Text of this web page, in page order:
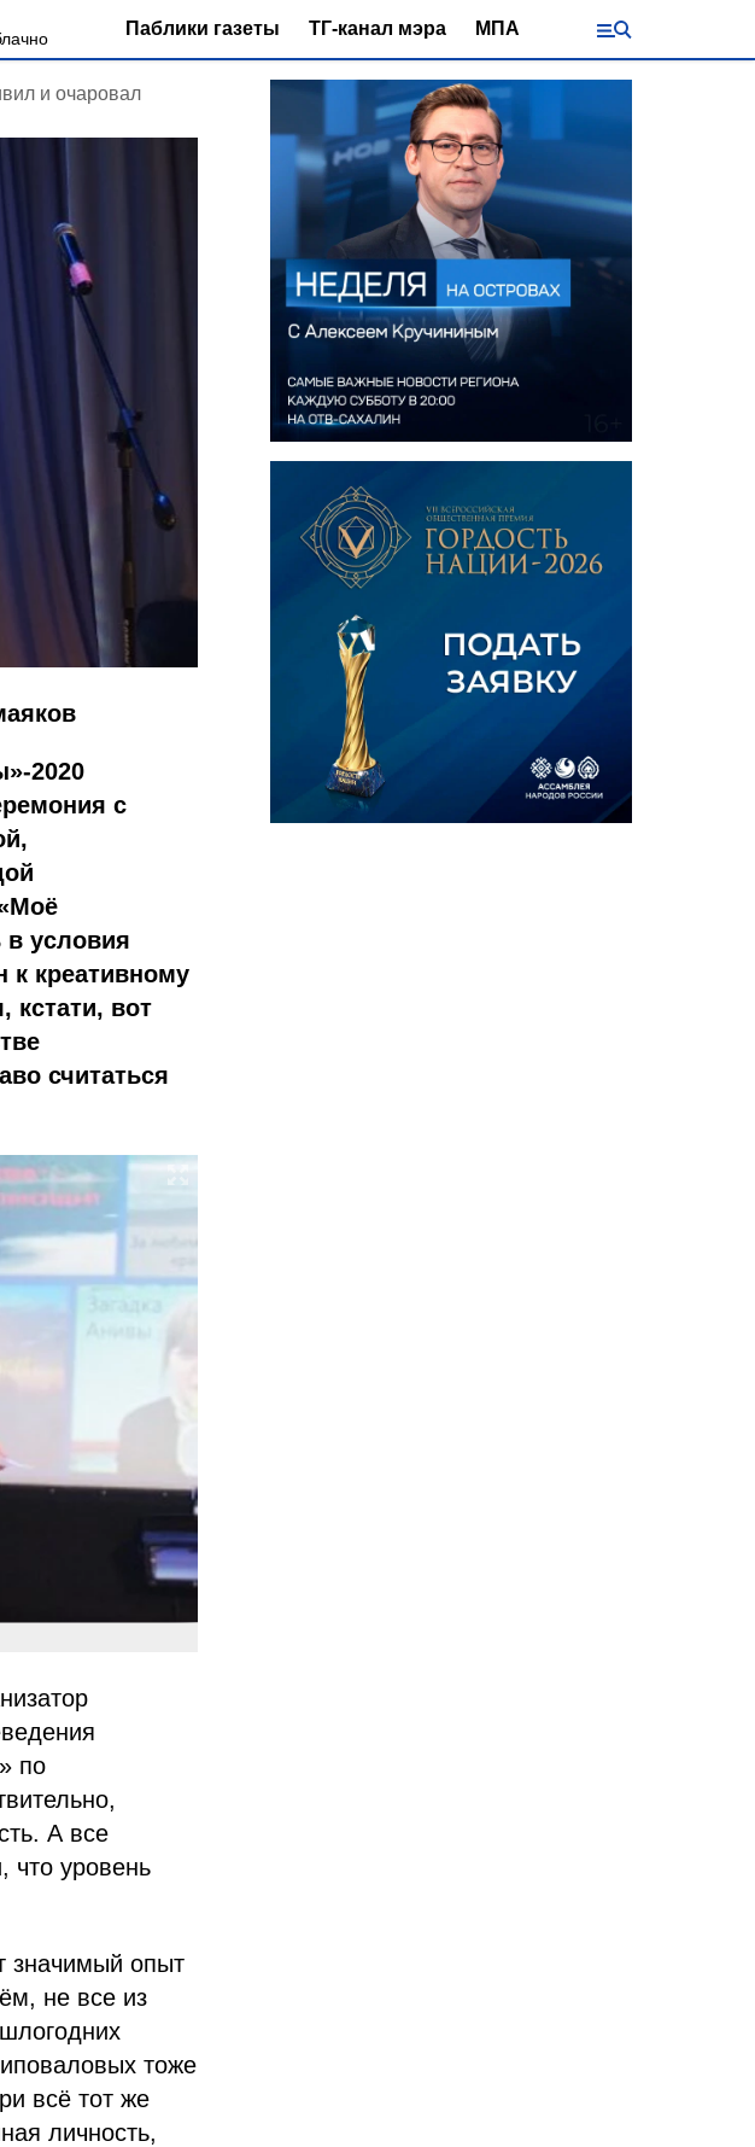
Паблики газеты ТГ-канал мэра МПА
и очаровал
2020
с
в условия
к креативному
кстати, вот
считаться
по
А все
что уровень
значимый опыт
не все из
тоже
всё тот же
личность,